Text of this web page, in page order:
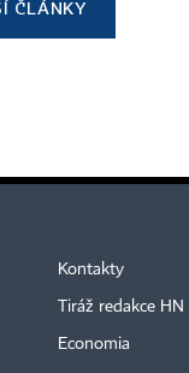
ČLÁNKY
Kontakty
Tiráž redakce HN
Economia